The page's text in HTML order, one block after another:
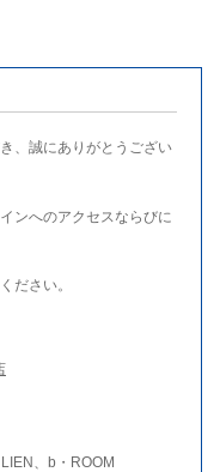
、誠にありがとうござい
ンへのアクセスならびに
ださい。
、b・ROOM